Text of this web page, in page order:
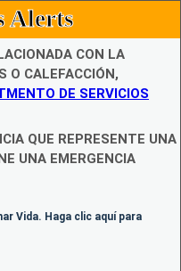
Alerts
CON LA
O CALEFACCIÓN,
DE SERVICIOS
QUE REPRESENTE UNA
UNA EMERGENCIA
Vida. Haga clic aquí para